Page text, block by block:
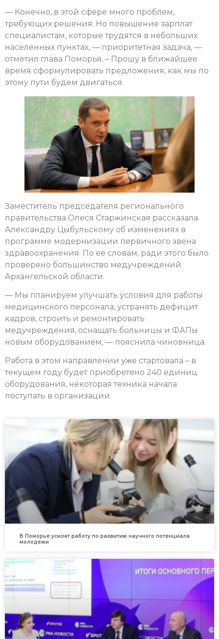
— Конечно, в этой сфере много проблем,
требующих решения. Но повышение зарплат
специалистам, которые трудятся в небольших
населенных пунктах, — приоритетная задача, —
отметил глава Поморья. – Прошу в ближайшее
время сформулировать предложения, как мы по
этому пути будем двигаться.
Заместитель председателя регионального
правительства Олеся Старжинская рассказала
Александру Цыбульскому об изменениях в
программе модернизации первичного звена
здравоохранения. По ее словам, ради этого было
проверено большинство медучреждений
Архангельской области.
— Мы планируем улучшать условия для работы
медицинского персонала, устранять дефицит
кадров, строить и ремонтировать
медучреждения, оснащать больницы и ФАПы
новым оборудованием, — пояснила чиновница.
Работа в этом направлении уже стартовала – в
текущем году будет приобретено 240 единиц
оборудования, некоторая техника начала
поступать в организации.
В Поморье усилят работу по развитию научного потенциала
молодежи